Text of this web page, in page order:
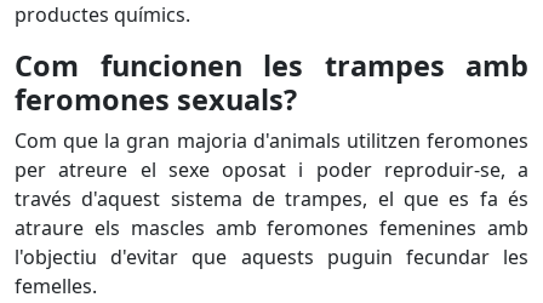
productes químics.
Com funcionen les trampes amb
feromones sexuals?
Com que la gran majoria d'animals utilitzen feromones
per atreure el sexe oposat i poder reproduir-se, a
través d'aquest sistema de trampes, el que es fa és
atraure els mascles amb feromones femenines amb
l'objectiu d'evitar que aquests puguin fecundar les
femelles.